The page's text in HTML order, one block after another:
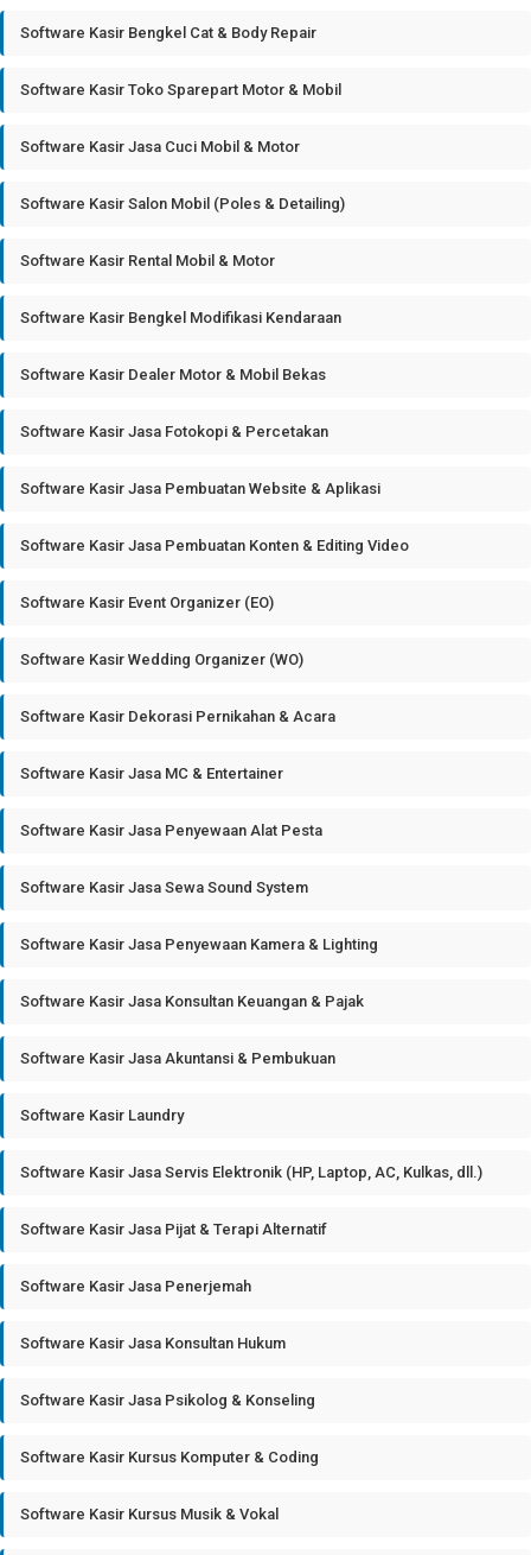
Software Kasir Bengkel Cat & Body Repair
Software Kasir Toko Sparepart Motor & Mobil
Software Kasir Jasa Cuci Mobil & Motor
Software Kasir Salon Mobil (Poles & Detailing)
Software Kasir Rental Mobil & Motor
Software Kasir Bengkel Modifikasi Kendaraan
Software Kasir Dealer Motor & Mobil Bekas
Software Kasir Jasa Fotokopi & Percetakan
Software Kasir Jasa Pembuatan Website & Aplikasi
Software Kasir Jasa Pembuatan Konten & Editing Video
Software Kasir Event Organizer (EO)
Software Kasir Wedding Organizer (WO)
Software Kasir Dekorasi Pernikahan & Acara
Software Kasir Jasa MC & Entertainer
Software Kasir Jasa Penyewaan Alat Pesta
Software Kasir Jasa Sewa Sound System
Software Kasir Jasa Penyewaan Kamera & Lighting
Software Kasir Jasa Konsultan Keuangan & Pajak
Software Kasir Jasa Akuntansi & Pembukuan
Software Kasir Laundry
Software Kasir Jasa Servis Elektronik (HP, Laptop, AC, Kulkas, dll.)
Software Kasir Jasa Pijat & Terapi Alternatif
Software Kasir Jasa Penerjemah
Software Kasir Jasa Konsultan Hukum
Software Kasir Jasa Psikolog & Konseling
Software Kasir Kursus Komputer & Coding
Software Kasir Kursus Musik & Vokal